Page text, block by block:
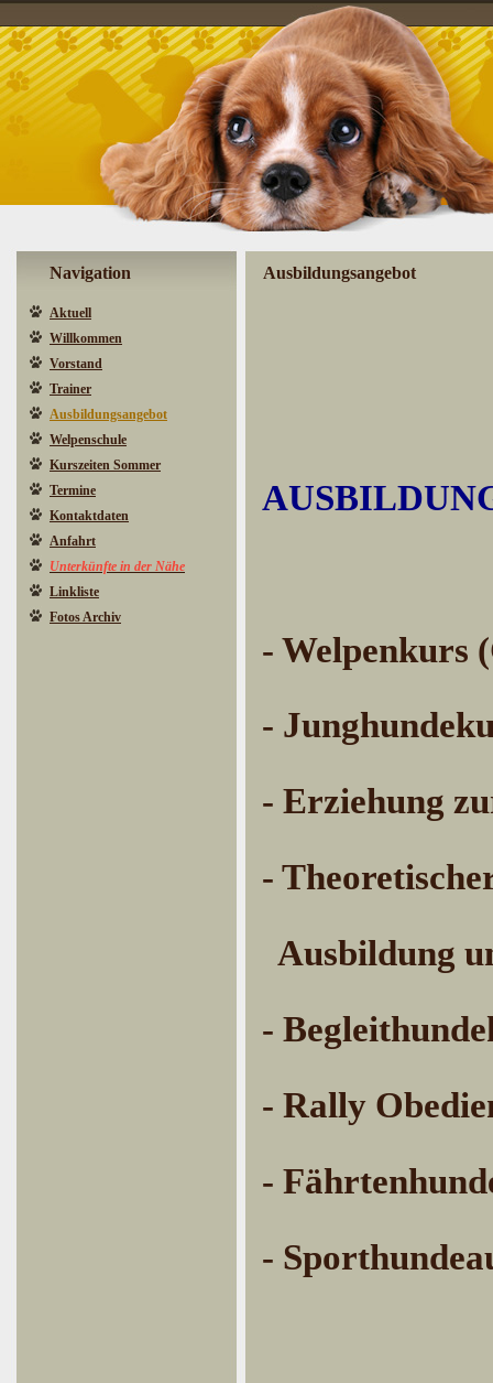
Navigation
Aktuell
Willkommen
Vorstand
Trainer
Ausbildungsangebot
Welpenschule
Kurszeiten Sommer
Termine
Kontaktdaten
Anfahrt
Unterkünfte in der Nähe
Linkliste
Fotos Archiv
Ausbildungsangebot
- Welpenkurs
-
- Erziehung
-
Ausbildung
-
- Rally
-
-